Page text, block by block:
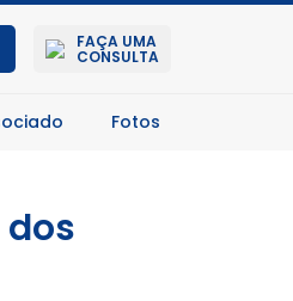
FAÇA UMA
CONSULTA
Fotos